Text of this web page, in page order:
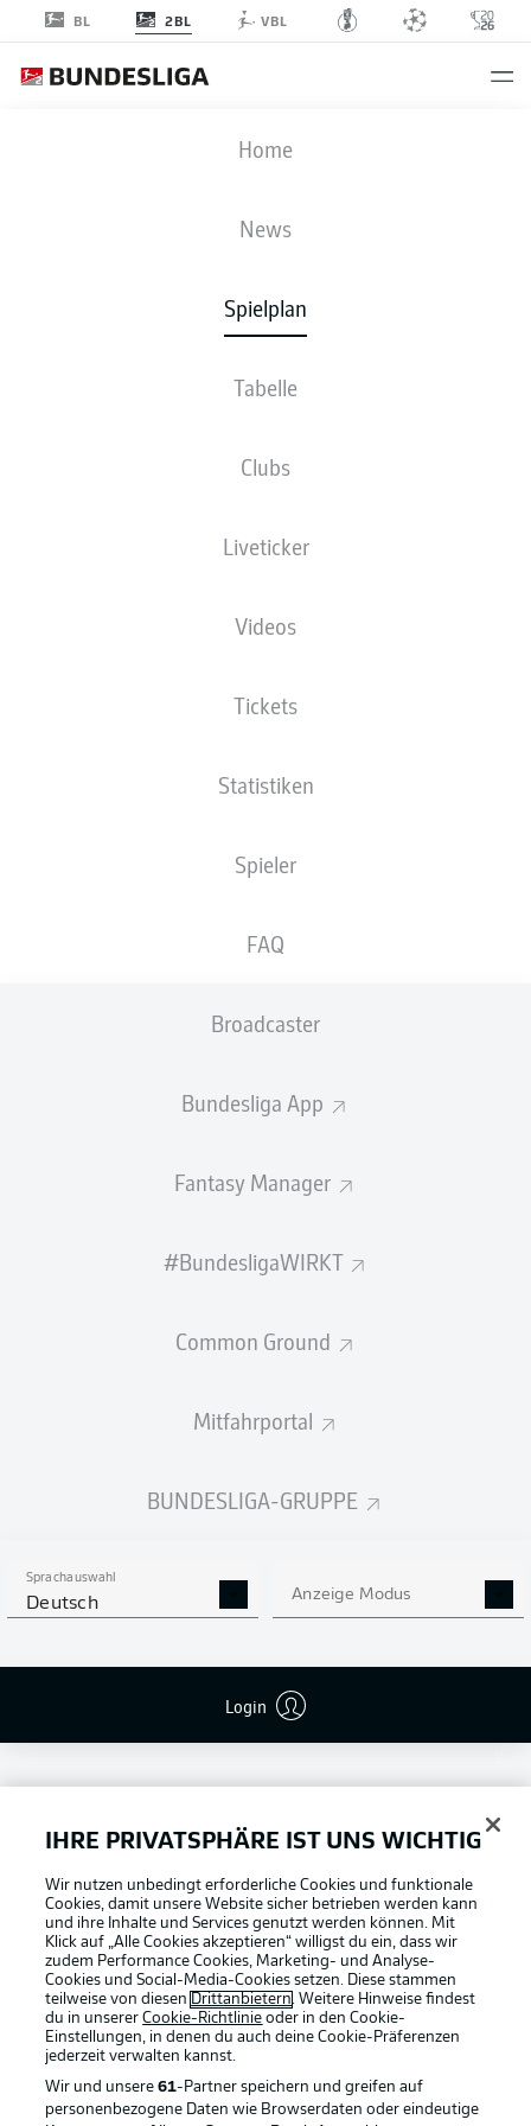
BL 2BL VBL
Home
News
Spielplan
Tabelle
Clubs
Liveticker
Videos
Tickets
Statistiken
Spieler
FAQ
Broadcaster
Bundesliga App
Fantasy Manager
#BundesligaWIRKT
Common Ground
Mitfahrportal
BUNDESLIGA-GRUPPE
Sprachauswahl
Deutsch Anzeige Modus
Login
STP
2 2
AUFSTELLUNGEN
Football as it's meant to be
BUNDESLIGA APP
Offizielle Partner
IHRE PRIVATSPHÄRE IST UNS WICHTIG
Wir nutzen unbedingt erforderliche Cookies und funktionale
Cookies, damit unsere Website sicher betrieben werden kann
und ihre Inhalte und Services genutzt werden können. Mit
Klick auf „Alle Cookies akzeptieren“ willigst du ein, dass wir
zudem Performance Cookies, Marketing- und Analyse-
Cookies und Social-Media-Cookies setzen. Diese stammen
teilweise von diesen Drittanbietern. Weitere Hinweise findest
du in unsererCookie-Richtlinie oder in den Cookie-
Einstellungen, in denen du auch deine Cookie-Präferenzen
jederzeit verwalten kannst.
Wir und unsere61-Partner speichern und greifen auf
personenbezogene Daten wie Browserdaten oder eindeutige